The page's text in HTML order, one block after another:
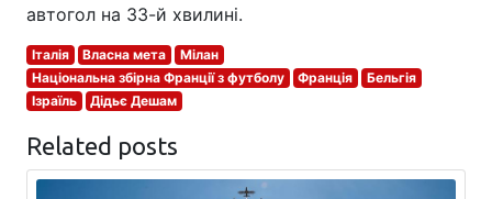
автогол на 33-й хвилині.
Італія Власна мета
Мілан
Національна збірна Франції з футболу
Франція
Бельгія
Ізраїль
Дідьє Дешам
Related posts